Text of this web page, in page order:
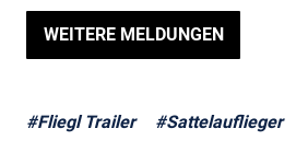
WEITERE MELDUNGEN
#Fliegl Trailer #Sattelauflieger